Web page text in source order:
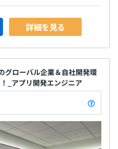
詳細を見る
グローバル企業＆自社開発環
_アプリ開発エンジニア